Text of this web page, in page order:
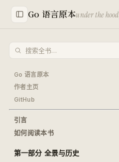
Go 语言原本under the hood
Go 语言原本
作者主页
GitHub
引言
如何阅读本书
第一部分 全景与历史